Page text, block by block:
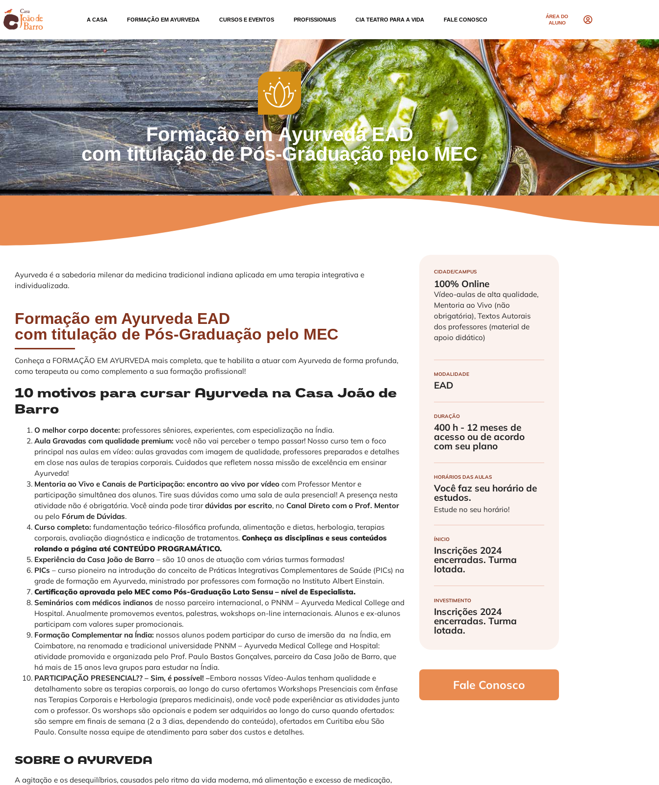
A CASA FORMAÇÃO EM AYURVEDA CURSOS E EVENTOS PROFISSIONAIS CIA TEATRO PARA A VIDA FALE CONOSCO
ÁREA DO
ALUNO
Formação em Ayurveda EAD
com titulação de Pós-Graduação pelo MEC
Ayurveda é a sabedoria milenar da medicina tradicional indiana aplicada em uma terapia integrativa e
individualizada.
Formação em Ayurveda EAD
com titulação de Pós-Graduação pelo MEC
Conheça a FORMAÇÃO EM AYURVEDA mais completa, que te habilita a atuar com Ayurveda de forma profunda,
como terapeuta ou como complemento a sua formação profissional!
10 motivos para cursar Ayurveda na Casa João de
Barro
O melhor corpo docente: professores sêniores, experientes, com especialização na Índia.
Aula Gravadas com qualidade premium: você não vai perceber o tempo passar! Nosso curso tem o foco
principal nas aulas em vídeo: aulas gravadas com imagem de qualidade, professores preparados e detalhes
em close nas aulas de terapias corporais. Cuidados que refletem nossa missão de excelência em ensinar
Ayurveda!
Mentoria ao Vivo e Canais de Participação: encontro ao vivo por vídeo com Professor Mentor e
participação simultânea dos alunos. Tire suas dúvidas como uma sala de aula presencial! A presença nesta
atividade não é obrigatória. Você ainda pode tirardúvidas por escrito, no Canal Direto com o Prof. Mentor
ou pelo Fórum de Dúvidas.
Curso completo: fundamentação teórico-filosófica profunda, alimentação e dietas, herbologia, terapias
corporais, avaliação diagnóstica e indicação de tratamentos. Conheça as disciplinas e seus conteúdos
rolando a página até CONTEÚDO PROGRAMÁTICO.
Experiência da Casa João de Barro – são 10 anos de atuação com várias turmas formadas!
PICs – curso pioneiro na introdução do conceito de Práticas Integrativas Complementares de Saúde (PICs) na
grade de formação em Ayurveda, ministrado por professores com formação no Instituto Albert Einstain.
Certificação aprovada pelo MEC como Pós-Graduação Lato Sensu – nível de Especialista.
Seminários com médicos indianos de nosso parceiro internacional, o PNNM – Ayurveda Medical College and
Hospital. Anualmente promovemos eventos, palestras, wokshops on-line internacionais. Alunos e ex-alunos
participam com valores super promocionais.
Formação Complementar na Índia: nossos alunos podem participar do curso de imersão da na Índia, em
Coimbatore, na renomada e tradicional universidade PNNM – Ayurveda Medical College and Hospital:
atividade promovida e organizada pelo Prof. Paulo Bastos Gonçalves, parceiro da Casa João de Barro, que
há mais de 15 anos leva grupos para estudar na Índia.
PARTICIPAÇÃO PRESENCIAL?? – Sim, é possível! –Embora nossas Vídeo-Aulas tenham qualidade e
detalhamento sobre as terapias corporais, ao longo do curso ofertamos Workshops Presenciais com ênfase
nas Terapias Corporais e Herbologia (preparos medicinais), onde você pode experiênciar as atividades junto
com o professor. Os worshops são opcionais e podem ser adquiridos ao longo do curso quando ofertados:
são sempre em finais de semana (2 a 3 dias, dependendo do conteúdo), ofertados em Curitiba e/ou São
Paulo. Consulte nossa equipe de atendimento para saber dos custos e detalhes.
SOBRE O AYURVEDA
A agitação e os desequilíbrios, causados pelo ritmo da vida moderna, má alimentação e excesso de medicação,
CIDADE/CAMPUS
100% Online
Vídeo-aulas de alta qualidade,
Mentoria ao Vivo (não
obrigatória), Textos Autorais
dos professores (material de
apoio didático)
MODALIDADE
EAD
DURAÇÃO
400 h - 12 meses de
acesso ou de acordo
com seu plano
HORÁRIOS DAS AULAS
Você faz seu horário de
estudos.
Estude no seu horário!
ÍNICIO
Inscrições 2024
encerradas. Turma
lotada.
INVESTIMENTO
Inscrições 2024
encerradas. Turma
lotada.
Fale Conosco